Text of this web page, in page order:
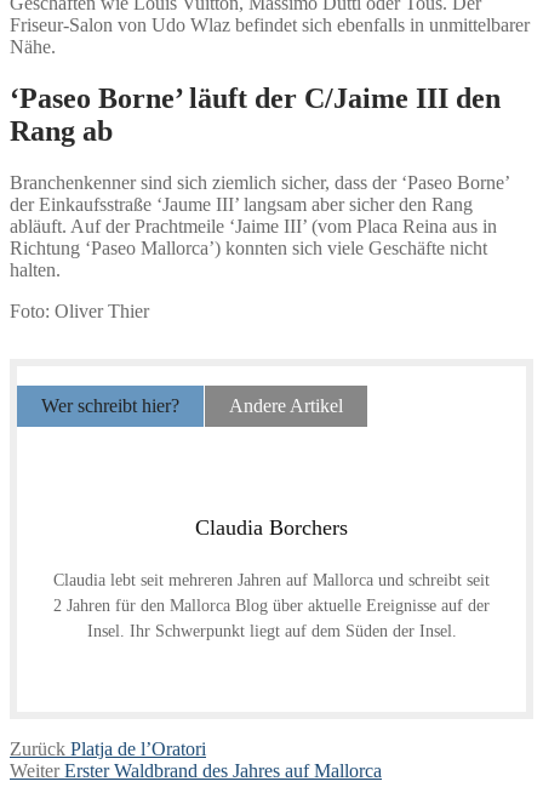
Friseur-Salon von Udo Wlaz befindet sich ebenfalls in unmittelbarer
Nähe.
‘Paseo Borne’ läuft der C/Jaime III den
Rang ab
Branchenkenner sind sich ziemlich sicher, dass der ‘Paseo Borne’
der Einkaufsstraße ‘Jaume III’ langsam aber sicher den Rang
abläuft. Auf der Prachtmeile ‘Jaime III’ (vom Placa Reina aus in
Richtung ‘Paseo Mallorca’) konnten sich viele Geschäfte nicht
halten.
Foto: Oliver Thier
Wer schreibt hier? Andere Artikel
Claudia Borchers
Claudia lebt seit mehreren Jahren auf Mallorca und schreibt seit
2 Jahren für den Mallorca Blog über aktuelle Ereignisse auf der
Insel. Ihr Schwerpunkt liegt auf dem Süden der Insel.
Beitragsnavigation
Zurück Vorheriger
Beitrag:
Platja de l’Oratori
Weiter Nächster
Erster Waldbrand des Jahres auf Mallorca